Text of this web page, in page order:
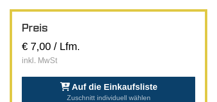
Preis
€ 7,00 / Lfm.
inkl. MwSt
Auf die Einkaufsliste
Zuschnitt individuell wählen